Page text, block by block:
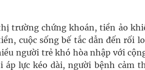
trường chứng khoán, tiền ảo
cuộc sống bế tắc dẫn đến rối
người trẻ khó hòa nhập với
lực kéo dài, người bệnh cảm